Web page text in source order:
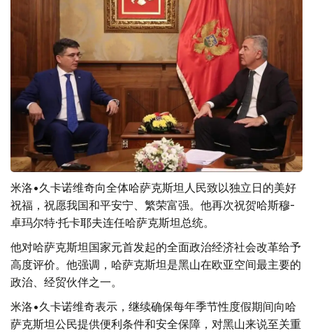
米洛•久卡诺维奇向全体哈萨克斯坦人民致以独立日的美好
祝福，祝愿我国和平安宁、繁荣富强。他再次祝贺哈斯穆-
卓玛尔特·托卡耶夫连任哈萨克斯坦总统。
他对哈萨克斯坦国家元首发起的全面政治经济社会改革给予
高度评价。他强调，哈萨克斯坦是黑山在欧亚空间最主要的
政治、经贸伙伴之一。
米洛•久卡诺维奇表示，继续确保每年季节性度假期间向哈
萨克斯坦公民提供便利条件和安全保障，对黑山来说至关重